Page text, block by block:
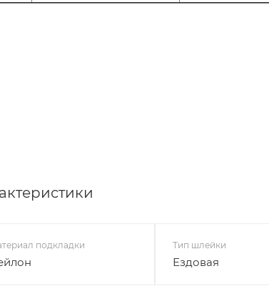
подкладки Тип шлейки
Ездовая